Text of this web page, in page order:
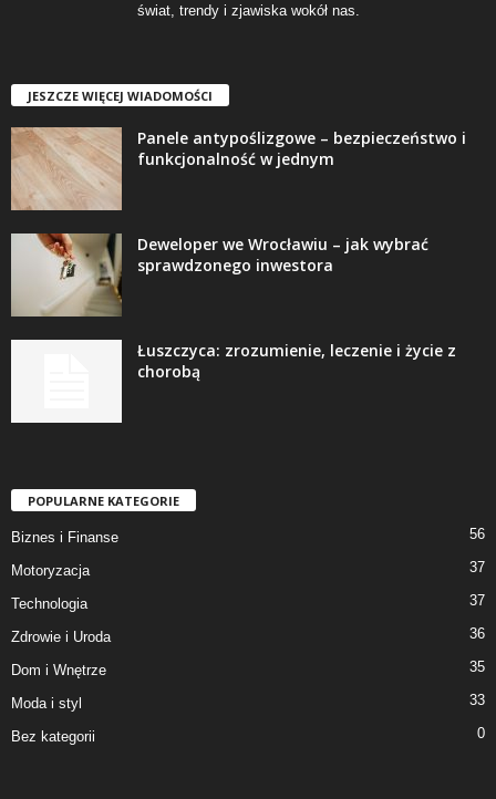
świat, trendy i zjawiska wokół nas.
JESZCZE WIĘCEJ WIADOMOŚCI
Panele antypoślizgowe – bezpieczeństwo i
funkcjonalność w jednym
Deweloper we Wrocławiu – jak wybrać
sprawdzonego inwestora
Łuszczyca: zrozumienie, leczenie i życie z
chorobą
POPULARNE KATEGORIE
Biznes i Finanse 56
Motoryzacja 37
Technologia 37
Zdrowie i Uroda 36
Dom i Wnętrze 35
Moda i styl 33
Bez kategorii 0